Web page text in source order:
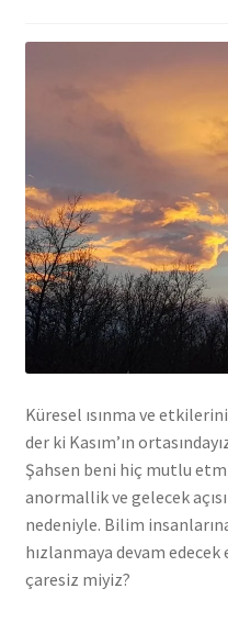
Küresel ısınma ve
der ki Kasım’ın
Şahsen beni hiç mutlu
anormallik ve gelecek
nedeniyle. Bilim
hızlanmaya devam
çaresiz miyiz?